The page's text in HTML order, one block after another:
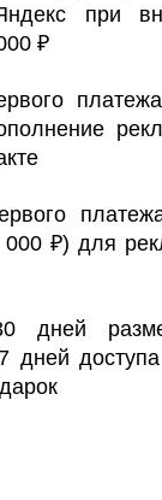
при
₽
₽) для
дней
дней